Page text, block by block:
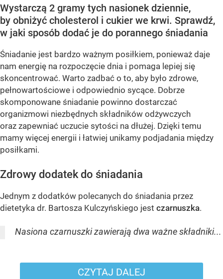
Wystarczą 2 gramy tych nasionek dziennie,
by obniżyć cholesterol i cukier we krwi. Sprawdź,
w jaki sposób dodać je do porannego śniadania
Śniadanie jest bardzo ważnym posiłkiem, ponieważ daje
nam energię na rozpoczęcie dnia i pomaga lepiej się
skoncentrować. Warto zadbać o to, aby było zdrowe,
pełnowartościowe i odpowiednio sycące. Dobrze
skomponowane śniadanie powinno dostarczać
organizmowi niezbędnych składników odżywczych
oraz zapewniać uczucie sytości na dłużej. Dzięki temu
mamy więcej energii i łatwiej unikamy podjadania między
posiłkami.
Zdrowy dodatek do śniadania
Jednym z dodatków polecanych do śniadania przez
dietetyka dr. Bartosza Kulczyńskiego jest czarnuszka.
Nasiona czarnuszki zawierają dwa ważne składniki...
CZYTAJ DALEJ